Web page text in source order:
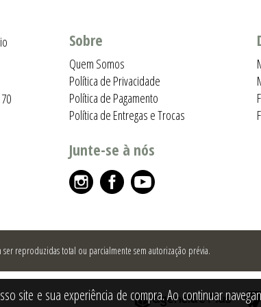
site e sua experiência de compra. Ao continuar
Sobre
Quem Somos
Política de Privacidade
Política de Pagamento
Política de Entregas e Trocas
Junte-se à nós
reproduzidas total ou parcialmente sem autorização prévia.